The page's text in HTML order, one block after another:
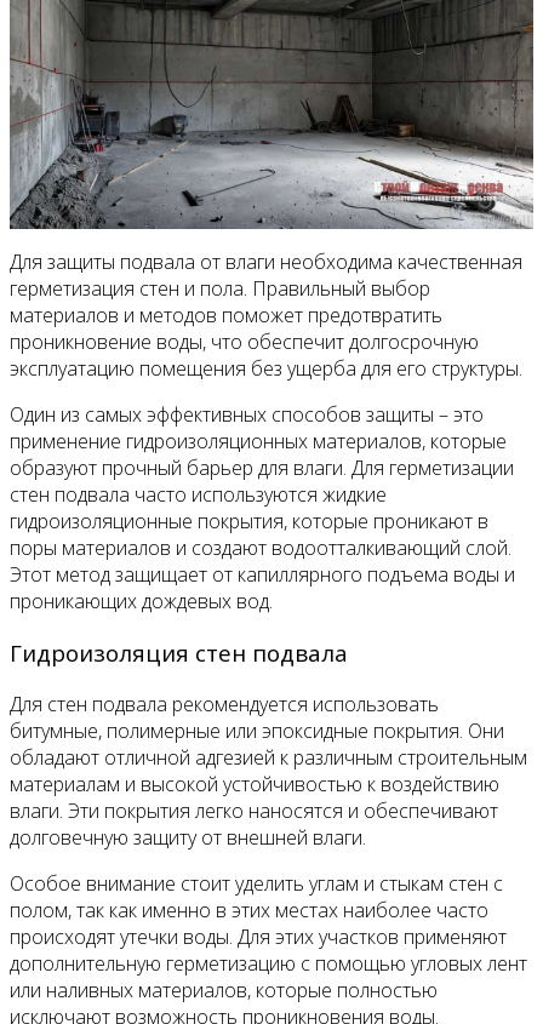
Для защиты подвала от влаги необходима качественная
герметизация стен и пола. Правильный выбор
материалов и методов поможет предотвратить
проникновение воды, что обеспечит долгосрочную
эксплуатацию помещения без ущерба для его структуры.
Один из самых эффективных способов защиты – это
применение гидроизоляционных материалов, которые
образуют прочный барьер для влаги. Для герметизации
стен подвала часто используются жидкие
гидроизоляционные покрытия, которые проникают в
поры материалов и создают водоотталкивающий слой.
Этот метод защищает от капиллярного подъема воды и
проникающих дождевых вод.
Гидроизоляция стен подвала
Для стен подвала рекомендуется использовать
битумные, полимерные или эпоксидные покрытия. Они
обладают отличной адгезией к различным строительным
материалам и высокой устойчивостью к воздействию
влаги. Эти покрытия легко наносятся и обеспечивают
долговечную защиту от внешней влаги.
Особое внимание стоит уделить углам и стыкам стен с
полом, так как именно в этих местах наиболее часто
происходят утечки воды. Для этих участков применяют
дополнительную герметизацию с помощью угловых лент
или наливных материалов, которые полностью
исключают возможность проникновения воды.